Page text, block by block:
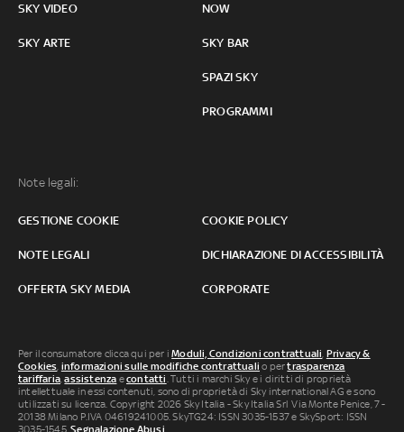
SKY VIDEO
SKY ARTE
NOW
SKY BAR
SPAZI SKY
PROGRAMMI
Note legali:
GESTIONE COOKIE COOKIE POLICY
NOTE LEGALI DICHIARAZIONE DI ACCESSIBILITÀ
OFFERTA SKY MEDIA CORPORATE
Per il consumatore clicca qui per iModuli, Condizioni contrattuali, Privacy &
Cookies, informazioni sulle modifiche contrattuali o pertrasparenza
tariffaria,assistenza econtatti. Tutti i marchi Sky e i diritti di proprietà
intellettuale in essi contenuti, sono di proprietà di Sky international AG e sono
utilizzati su licenza. Copyright 2026 Sky Italia - Sky Italia Srl Via Monte Penice, 7 -
20138 Milano P.IVA 04619241005. SkyTG24: ISSN 3035-1537 e SkySport: ISSN
3035-1545.Segnalazione Abusi